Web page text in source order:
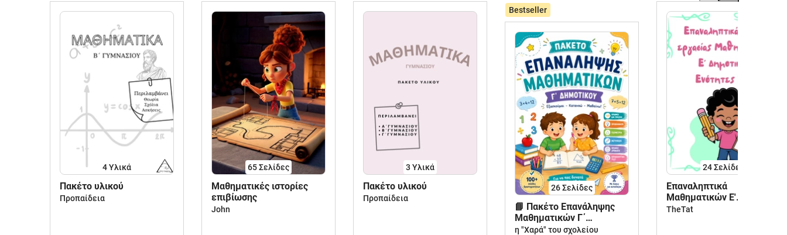
4 Υλικά
Πακέτο υλικού
Προπαίδεια
65Σελίδες
Μαθηματικές ιστορίες
επιβίωσης
John
3 Υλικά
Πακέτο υλικού
Προπαίδεια
Bestseller
26Σελίδες
📘 Πακέτο Επανάληψης
Μαθηματικών Γ΄
Δημοτικού
η "Χαρά" του σχολείου
24Σελίδες
Επαναληπτικά
Μαθηματικών Ε'
Δημοτικού
TheTat